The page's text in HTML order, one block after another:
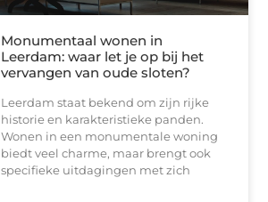
Monumentaal wonen in
Leerdam: waar let je op bij het
vervangen van oude sloten?
Leerdam staat bekend om zijn rijke
historie en karakteristieke panden.
Wonen in een monumentale woning
biedt veel charme, maar brengt ook
specifieke uitdagingen met zich